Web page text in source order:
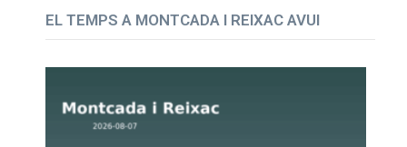
EL TEMPS A MONTCADA I REIXAC AVUI